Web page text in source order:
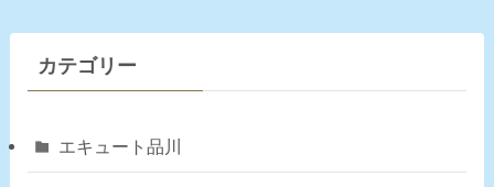
カテゴリー
エキュート品川